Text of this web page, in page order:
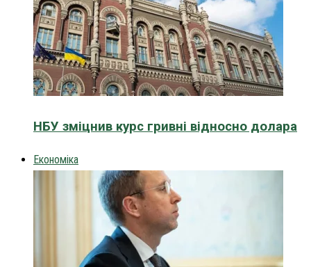
НБУ зміцнив курс гривні відносно долара
Економіка